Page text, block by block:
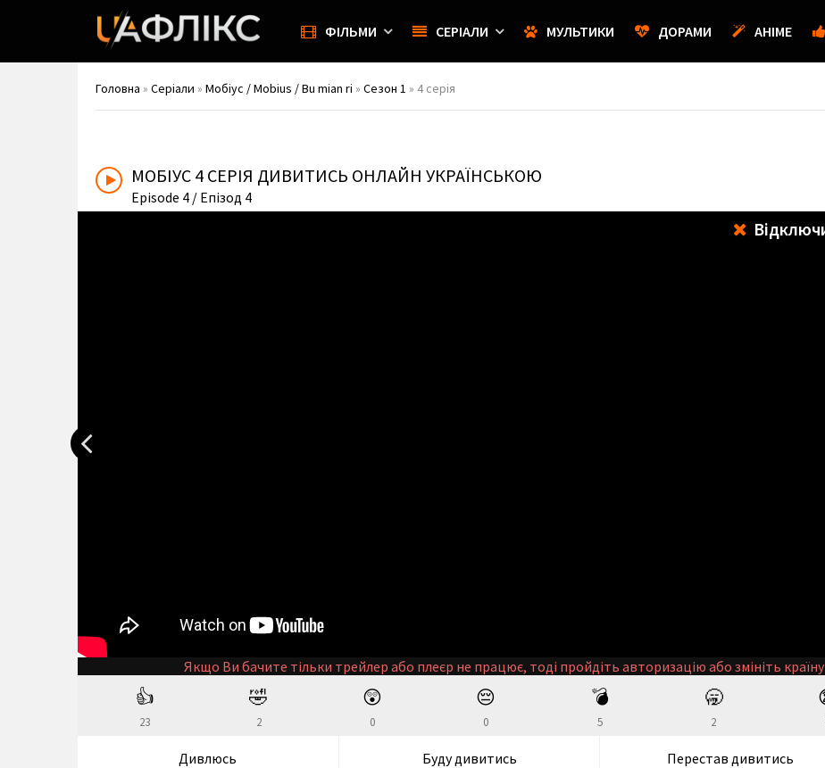
ФІЛЬМИ СЕРІАЛИ МУЛЬТИКИ ДОРАМИ АНІМЕ
Головна » Серіали » Мобіус / Mobius / Bu mian ri » Сезон 1 » 4 серія
МОБІУС 4 СЕРІЯ ДИВИТИСЬ ОНЛАЙН УКРАЇНСЬКОЮ
Episode 4 / Епізод 4
Якщо Ви бачите тільки трейлер або плеєр не працює, тоді пройдіть авторизацію або змініть
👍
23
🤣
2
😲
0
😔
0
💣
5
🥱
2
Дивлюсь Буду дивитись Перестав дивитись